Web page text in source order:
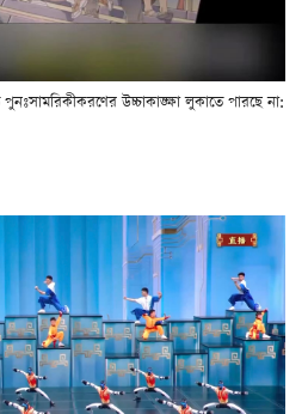
উচ্চাকাঙ্ক্ষা লুকাতে পারছে না: